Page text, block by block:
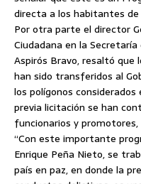
directa a los habitantes de
Por otra parte el director
Ciudadana en la Secretaría
Aspirós Bravo, resaltó que
han sido transferidos al
los polígonos
previa licitación se han
funcionarios y
“Con este importante
Enrique Peña Nieto, se
país en paz, en donde la